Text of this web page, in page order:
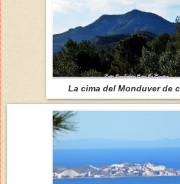
La cima del Monduver de